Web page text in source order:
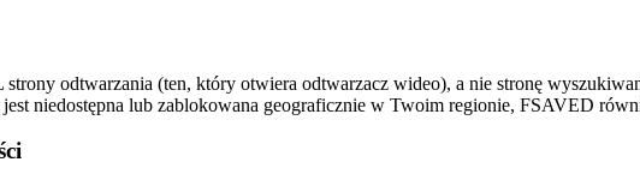
odtwarzania (ten, który otwiera odtwarzacz wideo), a nie stronę
niedostępna lub zablokowana geograficznie w Twoim regionie, FSAVED